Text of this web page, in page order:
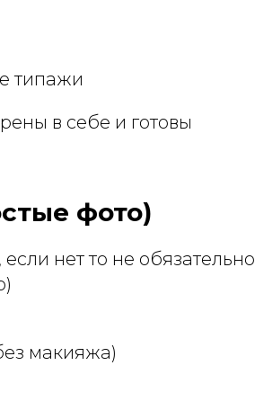
типажи
в себе и готовы
фото)
нет то не обязательно
макияжа)